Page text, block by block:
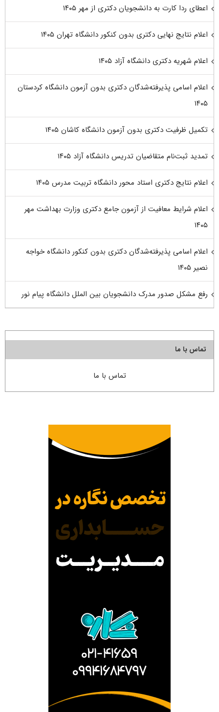
اعطای ردا کارت به دانشجویان دکتری از مهر ۱۴۰۵
اعلام نتایج نهایی دکتری بدون کنکور دانشگاه تهران ۱۴۰۵
اعلام شهریه دکتری دانشگاه آزاد ۱۴۰۵
اعلام اسامی پذیرفته‌شدگان دکتری بدون آزمون دانشگاه کردستان
۱۴۰۵
تکمیل ظرفیت دکتری بدون آزمون دانشگاه کاشان ۱۴۰۵
تمدید ثبت‌نام متقاضیان تدریس دانشگاه آزاد ۱۴۰۵
اعلام نتایج دکتری استاد محور دانشگاه تربیت مدرس ۱۴۰۵
اعلام شرایط معافیت از آزمون جامع دکتری وزارت بهداشت مهر
۱۴۰۵
اعلام اسامی پذیرفته‌شدگان دکتری بدون کنکور دانشگاه خواجه
نصیر ۱۴۰۵
رفع مشکل صدور مدرک دانشجویان بین الملل دانشگاه پیام نور
تماس با ما
تماس با ما